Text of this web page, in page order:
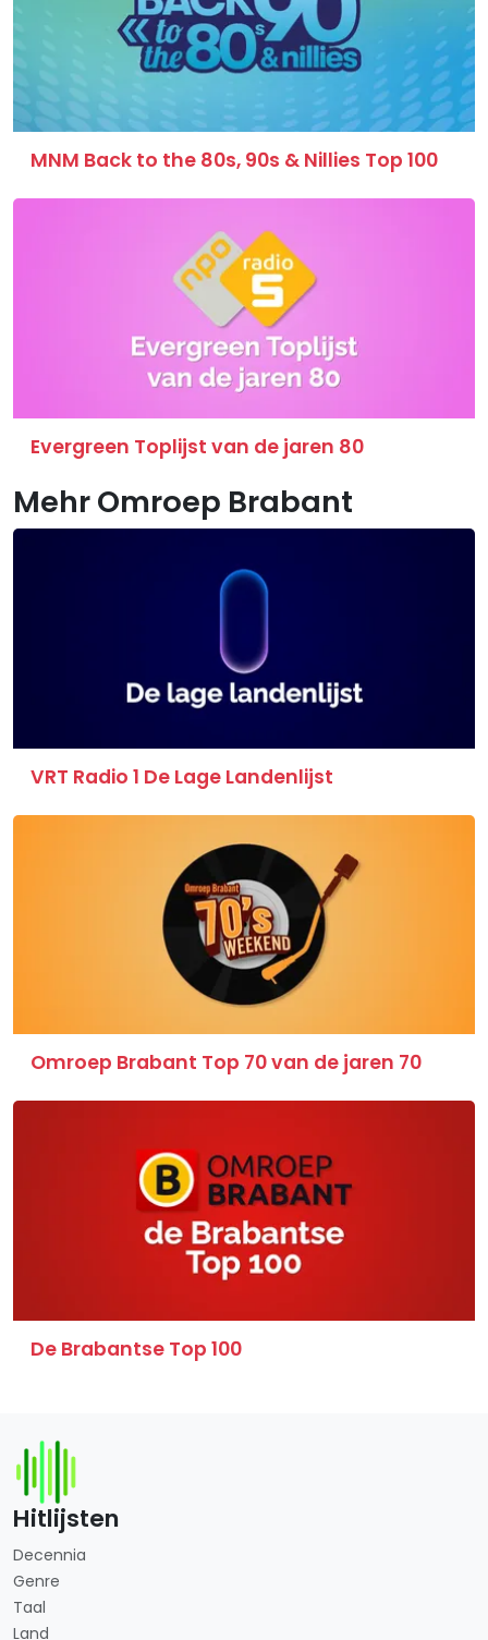
MNM Back to the 80s, 90s & Nillies Top 100
Evergreen Toplijst van de jaren 80
Mehr Omroep Brabant
VRT Radio 1 De Lage Landenlijst
Omroep Brabant Top 70 van de jaren 70
De Brabantse Top 100
Hitlijsten
Decennia
Genre
Taal
Land